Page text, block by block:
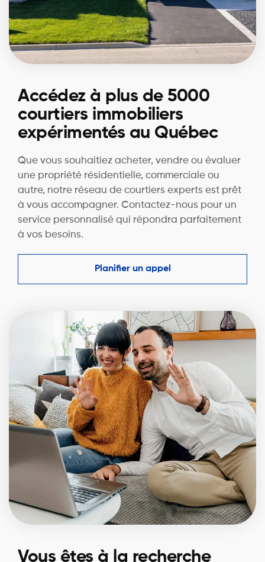
Accédez à plus de 5000
courtiers immobiliers
expérimentés au Québec
Que vous souhaitiez acheter, vendre ou évaluer
une propriété résidentielle, commerciale ou
autre, notre réseau de courtiers experts est prêt
à vous accompagner. Contactez-nous pour un
service personnalisé qui répondra parfaitement
à vos besoins.
Planifier un appel
Vous êtes à la recherche